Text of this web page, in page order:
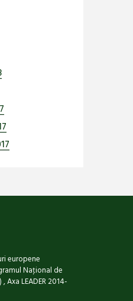
europene
Naţional de
Axa LEADER 2014-